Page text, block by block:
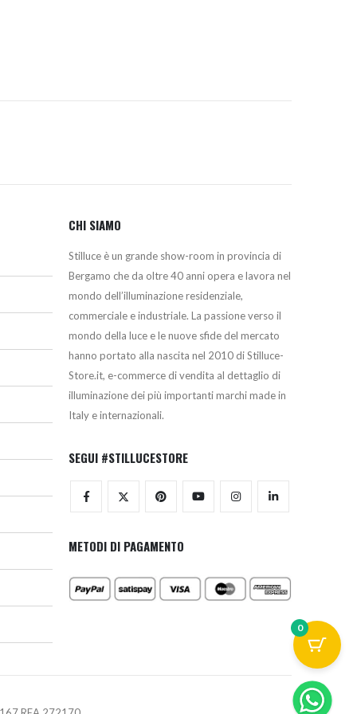
CHI SIAMO
Stilluce è un grande show-room in provincia di
Bergamo che da oltre 40 anni opera e lavora nel
mondo dell’illuminazione residenziale,
commerciale e industriale. La passione verso il
mondo della luce e le nuove sfide del mercato
hanno portato alla nascita nel 2010 di Stilluce-
Store.it, e-commerce di vendita al dettaglio di
illuminazione dei più importanti marchi made in
Italy e internazionali.
SEGUI #STILLUCESTORE
METODI DI PAGAMENTO
0